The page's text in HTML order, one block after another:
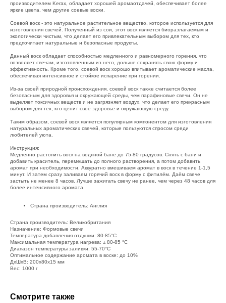
производителем Kerax, обладает хорошей аромаотдачей, обеспечивает более
яркие цвета, чем другие соевые воски.
Соевой воск - это натуральное растительное вещество, которое используется для
изготовления свечей. Полученный из сои, этот воск является биоразлагаемым и
экологически чистым, что делает его привлекательным выбором для тех, кто
предпочитает натуральные и безопасные продукты.
Данный воск обладает способностью медленного и равномерного горения, что
позволяет свечам, изготовленным из него, дольше сохранять свою форму и
эффективность. Кроме того, соевой воск хорошо впитывает ароматические масла,
обеспечивая интенсивное и стойкое испарение при горении.
Из-за своей природной происхождения, соевой воск также считается более
безопасным для здоровья и окружающей среды, чем парафиновые свечи. Он не
выделяет токсичных веществ и не загрязняет воздух, что делает его прекрасным
выбором для тех, кто ценит своё здоровье и окружающую среду.
Таким образом, соевой воск является популярным компонентом для изготовления
натуральных ароматических свечей, которые пользуются спросом среди
любителей уюта.
Инструкция:
Медленно растопить воск на водяной бане до 75-80 градусов. Снять с бани и
добавить краситель, перемешать до полного растворения, а потом добавить
аромат при необходимости. Аккуратно вмешиваем аромат в воск в течение 1-1,5
минут. И затем сразу заливаем горячий воск в форму с фитилём. Даём свече
застыть не менее 8 часов. Лучше зажигать свечу не ранее, чем через 48 часов для
более интенсивного аромата.
Страна производитель: Англия
Страна производитель: Великобритания
Назначение: Формовые свечи
Температура добавления отдушки: 80-85°C
Максимальная температура нагрева: ± 80-85 °С
Диапазон температуры заливки: 55-70°C
Оптимальное содержание аромата в воске: до 10%
ДxШxВ: 200x80x15 мм
Вес: 1000 г
Смотрите также